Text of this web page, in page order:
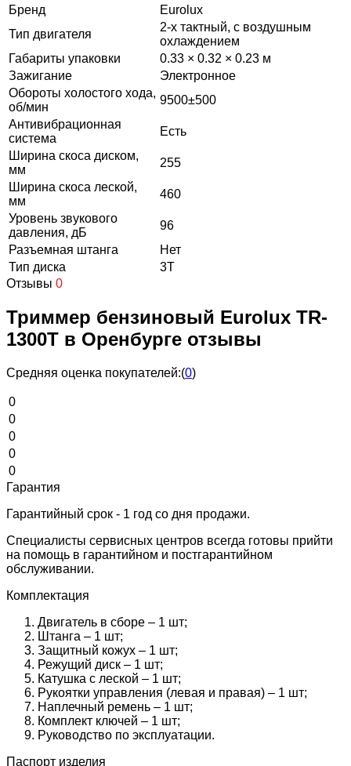
Бренд
Eurolux
Тип двигателя
2-х тактный, с воздушным
охлаждением
Габариты упаковки
0.33 × 0.32 × 0.23 м
Зажигание
Электронное
Обороты холостого хода,
об/мин
9500±500
Антивибрационная
система
Есть
Ширина скоса диском,
мм
255
Ширина скоса леской,
мм
460
Уровень звукового
давления, дБ
96
Разъемная штанга
Нет
Тип диска
3Т
Отзывы 0
Триммер бензиновый Eurolux TR-
1300T в Оренбурге отзывы
Средняя оценка покупателей:(0)
0
0
0
0
0
Гарантия
Гарантийный срок - 1 год со дня продажи.
Специалисты сервисных центров всегда готовы прийти
на помощь в гарантийном и постгарантийном
обслуживании.
Комплектация
Двигатель в сборе – 1 шт;
Штанга – 1 шт;
Защитный кожух – 1 шт;
Режущий диск – 1 шт;
Катушка с леской – 1 шт;
Рукоятки управления (левая и правая) – 1 шт;
Наплечный ремень – 1 шт;
Комплект ключей – 1 шт;
Руководство по эксплуатации.
Паспорт изделия